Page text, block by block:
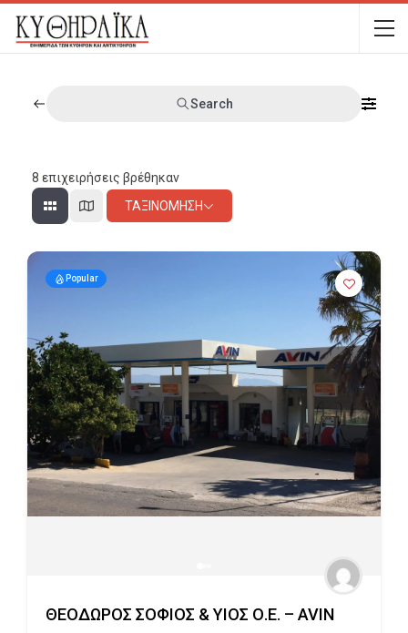
Search
8 επιχειρήσεις βρέθηκαν
ΤΑΞΙΝΌΜΗΣΗ
Popular
ΘΕΟΔΩΡΟΣ ΣΟΦΙΟΣ & ΥΙΟΣ Ο.Ε. – AVIN